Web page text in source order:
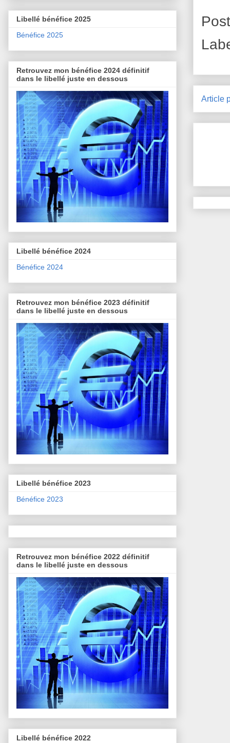
Article
Libellé bénéfice 2025
Bénéfice 2025
Retrouvez mon bénéfice 2024 définitif
dans le libellé juste en dessous
Libellé bénéfice 2024
Bénéfice 2024
Retrouvez mon bénéfice 2023 définitif
dans le libellé juste en dessous
Libellé bénéfice 2023
Bénéfice 2023
Retrouvez mon bénéfice 2022 définitif
dans le libellé juste en dessous
Libellé bénéfice 2022